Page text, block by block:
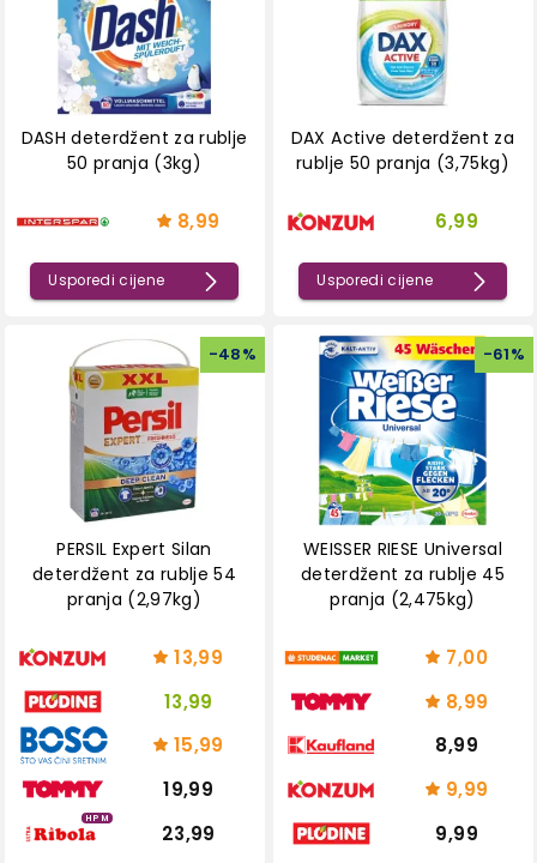
DASH deterdžent za rublje
50 pranja (3kg)
8,99
Usporedi cijene
DAX Active deterdžent za
rublje 50 pranja (3,75kg)
6,99
Usporedi cijene
-48%
PERSIL Expert Silan
deterdžent za rublje 54
pranja (2,97kg)
13,99
13,99
15,99
19,99
HPM
23,99
-61%
WEISSER RIESE Universal
deterdžent za rublje 45
pranja (2,475kg)
7,00
8,99
8,99
9,99
9,99